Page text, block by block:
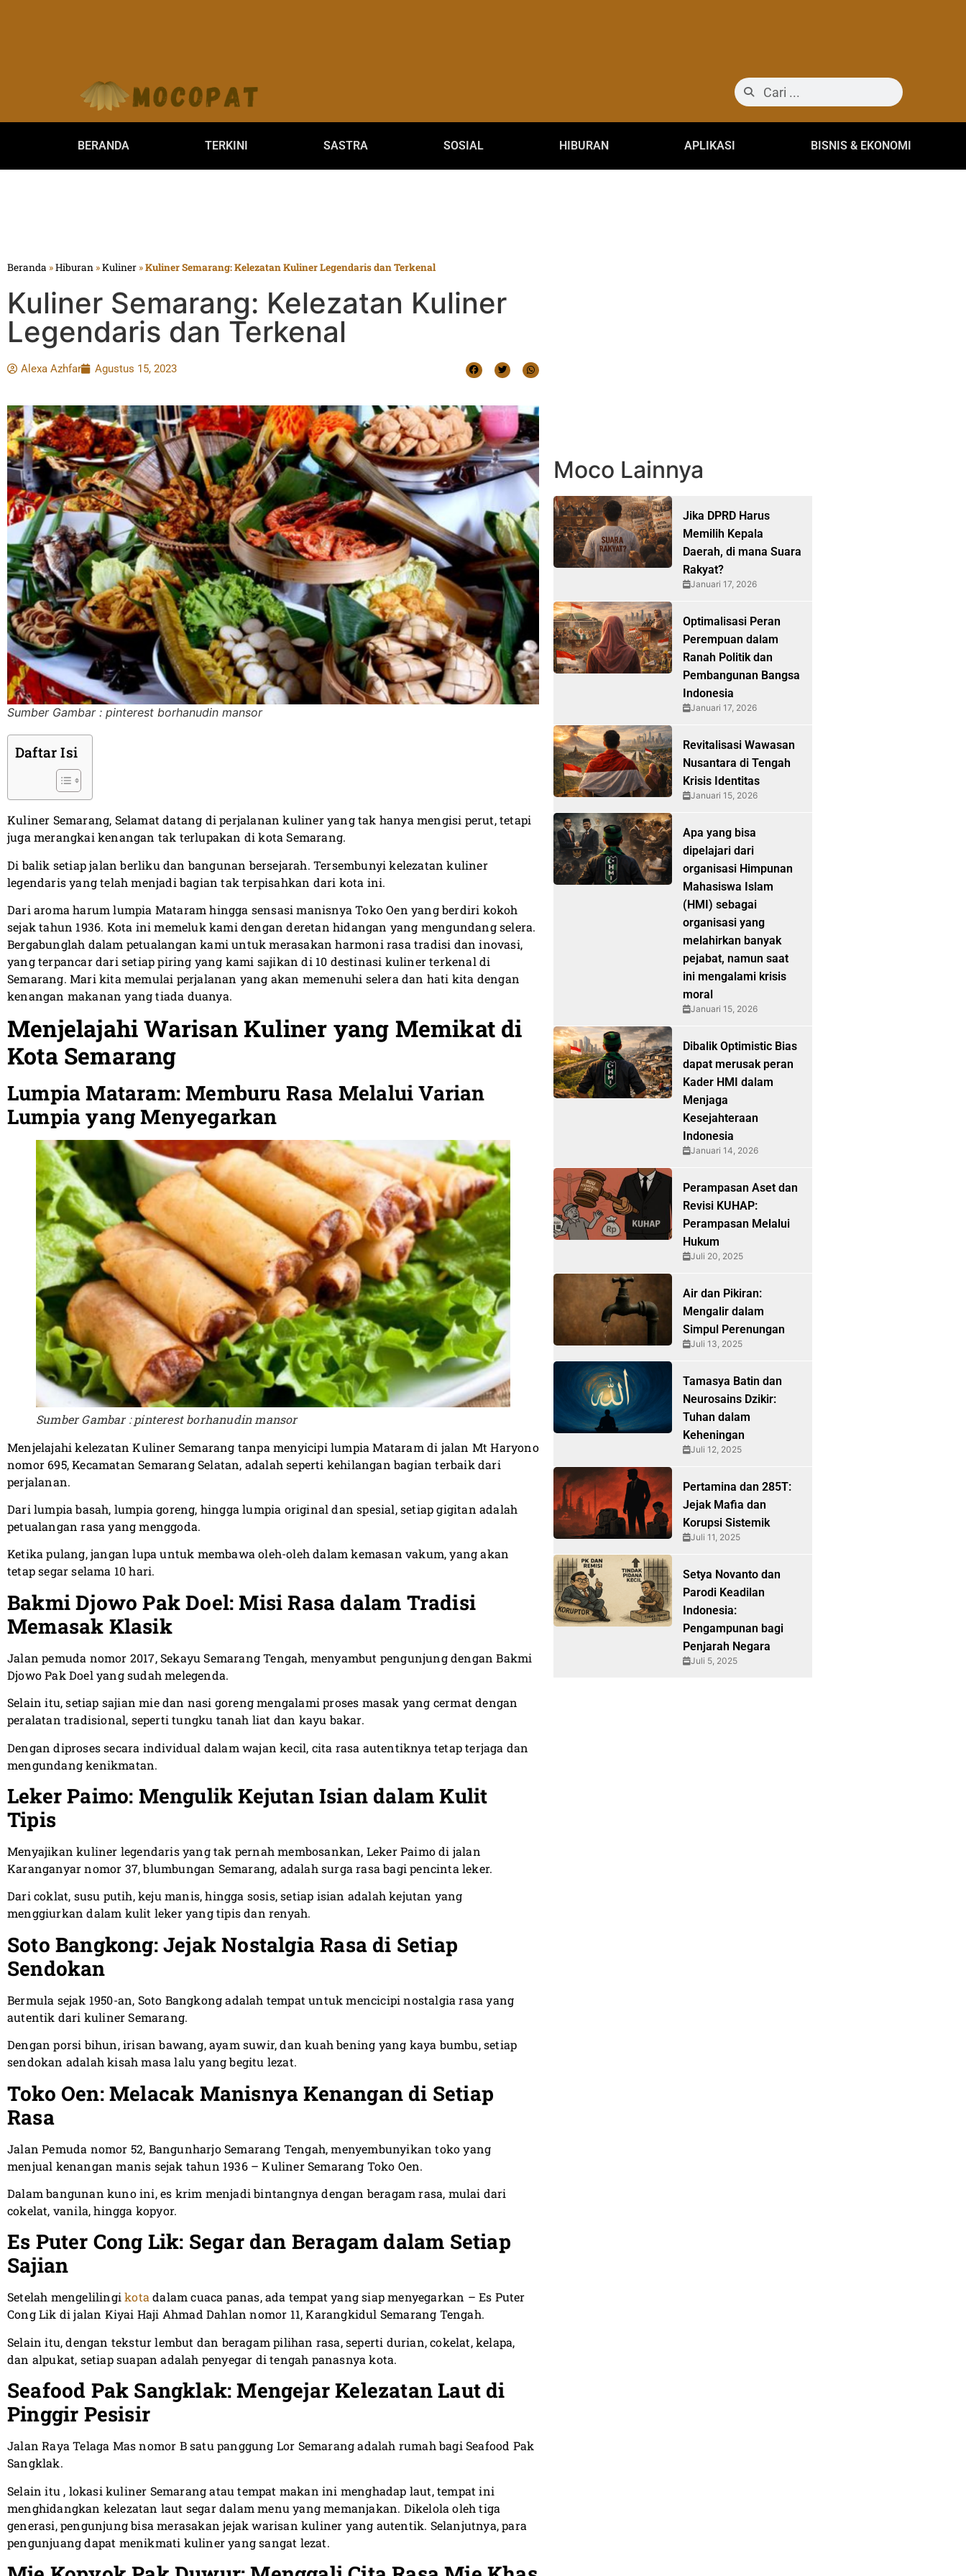
BERANDA TERKINI SASTRA SOSIAL HIBURAN APLIKASI BISNIS & EKONOMI
Beranda »Hiburan »Kuliner »Kuliner Semarang: Kelezatan Kuliner Legendaris dan Terkenal
Kuliner Semarang: Kelezatan Kuliner
Legendaris dan Terkenal
Alexa Azhfar Agustus 15, 2023
Sumber Gambar : pinterest borhanudin mansor
Daftar Isi
Kuliner Semarang, Selamat datang di perjalanan kuliner yang tak hanya mengisi perut, tetapi
juga merangkai kenangan tak terlupakan di kota Semarang.
Di balik setiap jalan berliku dan bangunan bersejarah. Tersembunyi kelezatan kuliner
legendaris yang telah menjadi bagian tak terpisahkan dari kota ini.
Dari aroma harum lumpia Mataram hingga sensasi manisnya Toko Oen yang berdiri kokoh
sejak tahun 1936. Kota ini memeluk kami dengan deretan hidangan yang mengundang selera.
Bergabunglah dalam petualangan kami untuk merasakan harmoni rasa tradisi dan inovasi,
yang terpancar dari setiap piring yang kami sajikan di 10 destinasi kuliner terkenal di
Semarang. Mari kita memulai perjalanan yang akan memenuhi selera dan hati kita dengan
kenangan makanan yang tiada duanya.
Menjelajahi Warisan Kuliner yang Memikat di
Kota Semarang
Lumpia Mataram: Memburu Rasa Melalui Varian
Lumpia yang Menyegarkan
Sumber Gambar : pinterest borhanudin mansor
Menjelajahi kelezatan Kuliner Semarang tanpa menyicipi lumpia Mataram di jalan Mt Haryono
nomor 695, Kecamatan Semarang Selatan, adalah seperti kehilangan bagian terbaik dari
perjalanan.
Dari lumpia basah, lumpia goreng, hingga lumpia original dan spesial, setiap gigitan adalah
petualangan rasa yang menggoda.
Ketika pulang, jangan lupa untuk membawa oleh-oleh dalam kemasan vakum, yang akan
tetap segar selama 10 hari.
Bakmi Djowo Pak Doel: Misi Rasa dalam Tradisi
Memasak Klasik
Jalan pemuda nomor 2017, Sekayu Semarang Tengah, menyambut pengunjung dengan Bakmi
Djowo Pak Doel yang sudah melegenda.
Selain itu, setiap sajian mie dan nasi goreng mengalami proses masak yang cermat dengan
peralatan tradisional, seperti tungku tanah liat dan kayu bakar.
Dengan diproses secara individual dalam wajan kecil, cita rasa autentiknya tetap terjaga dan
mengundang kenikmatan.
Leker Paimo: Mengulik Kejutan Isian dalam Kulit
Tipis
Menyajikan kuliner legendaris yang tak pernah membosankan, Leker Paimo di jalan
Karanganyar nomor 37, blumbungan Semarang, adalah surga rasa bagi pencinta leker.
Dari coklat, susu putih, keju manis, hingga sosis, setiap isian adalah kejutan yang
menggiurkan dalam kulit leker yang tipis dan renyah.
Soto Bangkong: Jejak Nostalgia Rasa di Setiap
Sendokan
Bermula sejak 1950-an, Soto Bangkong adalah tempat untuk mencicipi nostalgia rasa yang
autentik dari kuliner Semarang.
Dengan porsi bihun, irisan bawang, ayam suwir, dan kuah bening yang kaya bumbu, setiap
sendokan adalah kisah masa lalu yang begitu lezat.
Toko Oen: Melacak Manisnya Kenangan di Setiap
Rasa
Jalan Pemuda nomor 52, Bangunharjo Semarang Tengah, menyembunyikan toko yang
menjual kenangan manis sejak tahun 1936 – Kuliner Semarang Toko Oen.
Dalam bangunan kuno ini, es krim menjadi bintangnya dengan beragam rasa, mulai dari
cokelat, vanila, hingga kopyor.
Es Puter Cong Lik: Segar dan Beragam dalam Setiap
Sajian
Setelah mengelilingikotadalam cuaca panas, ada tempat yang siap menyegarkan – Es Puter
Cong Lik di jalan Kiyai Haji Ahmad Dahlan nomor 11, Karangkidul Semarang Tengah.
Selain itu, dengan tekstur lembut dan beragam pilihan rasa, seperti durian, cokelat, kelapa,
dan alpukat, setiap suapan adalah penyegar di tengah panasnya kota.
Seafood Pak Sangklak: Mengejar Kelezatan Laut di
Pinggir Pesisir
Jalan Raya Telaga Mas nomor B satu panggung Lor Semarang adalah rumah bagi Seafood Pak
Sangklak.
Selain itu , lokasi kuliner Semarang atau tempat makan ini menghadap laut, tempat ini
menghidangkan kelezatan laut segar dalam menu yang memanjakan. Dikelola oleh tiga
generasi, pengunjung bisa merasakan jejak warisan kuliner yang autentik. Selanjutnya, para
pengunjuang dapat menikmati kuliner yang sangat lezat.
Moco Lainnya
Jika DPRD Harus
Memilih Kepala
Daerah, di mana Suara
Rakyat?
Januari 17, 2026
Optimalisasi Peran
Perempuan dalam
Ranah Politik dan
Pembangunan Bangsa
Indonesia
Januari 17, 2026
Revitalisasi Wawasan
Nusantara di Tengah
Krisis Identitas
Januari 15, 2026
Apa yang bisa
dipelajari dari
organisasi Himpunan
Mahasiswa Islam
(HMI) sebagai
organisasi yang
melahirkan banyak
pejabat, namun saat
ini mengalami krisis
moral
Januari 15, 2026
Dibalik Optimistic Bias
dapat merusak peran
Kader HMI dalam
Menjaga
Kesejahteraan
Indonesia
Januari 14, 2026
Perampasan Aset dan
Revisi KUHAP:
Perampasan Melalui
Hukum
Juli 20, 2025
Air dan Pikiran:
Mengalir dalam
Simpul Perenungan
Juli 13, 2025
Tamasya Batin dan
Neurosains Dzikir:
Tuhan dalam
Keheningan
Juli 12, 2025
Pertamina dan 285T:
Jejak Mafia dan
Korupsi Sistemik
Juli 11, 2025
Setya Novanto dan
Parodi Keadilan
Indonesia:
Pengampunan bagi
Penjarah Negara
Juli 5, 2025